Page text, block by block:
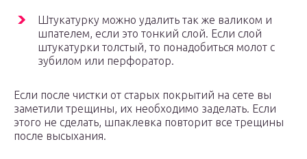
Штукатурку можно удалить так же валиком и
шпателем, если это тонкий слой. Если слой
штукатурки толстый, то понадобиться молот с
зубилом или перфоратор.
Если после чистки от старых покрытий на сете вы
заметили трещины, их необходимо заделать. Если
этого не сделать, шпаклевка повторит все трещины
после высыхания.